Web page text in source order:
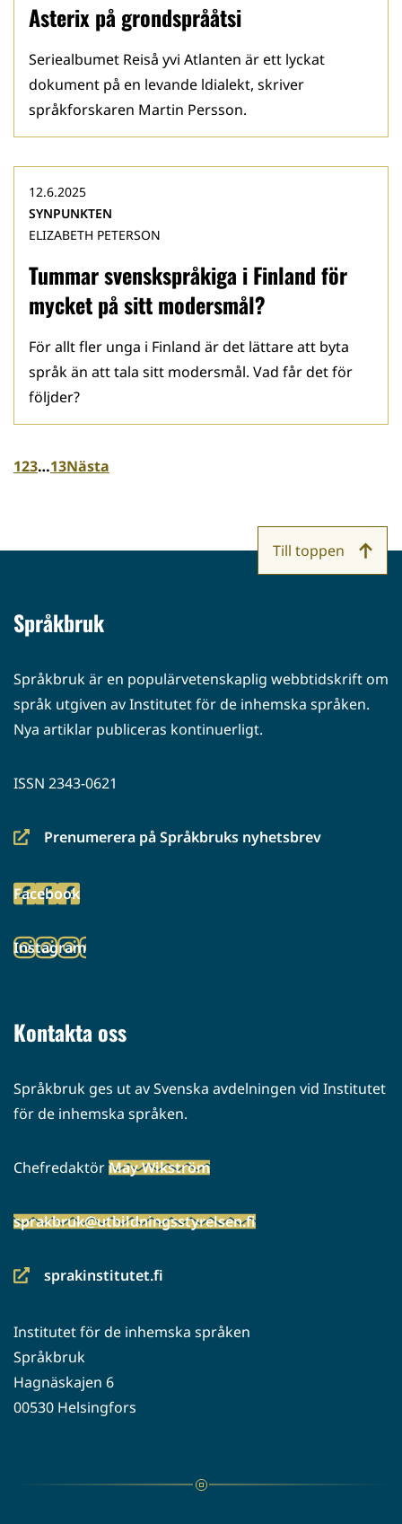
Asterix på grondsprååtsi
Seriealbumet Reiså yvi Atlanten är ett lyckat
dokument på en levande ldialekt, skriver
språkforskaren Martin Persson.
Tummar svenskspråkiga i Finland för
mycket på sitt modersmål?
12.6.2025
SYNPUNKTEN
ELIZABETH PETERSON
För allt fler unga i Finland är det lättare att byta
språk än att tala sitt modersmål. Vad får det för
följder?
123…13Nästa
Språkbruk
Språkbruk är en populärvetenskaplig webbtidskrift om
språk utgiven av Institutet för de inhemska språken.
Nya artiklar publiceras kontinuerligt.
ISSN 2343-0621
Prenumerera på Språkbruks nyhetsbrev
(siirryt
palveluun)
Facebook
(siirryt
palveluun)
Instagram
(siirryt
Kontakta oss
Språkbruk ges ut av Svenska avdelningen vid Institutet
för de inhemska språken.
ChefredaktörMay Wikström
sprakbruk@utbildningsstyrelsen.fi
sprakinstitutet.fi
(siirryt
palveluun)
Institutet för de inhemska språken
Språkbruk
Hagnäskajen 6
00530 Helsingfors
Till toppen